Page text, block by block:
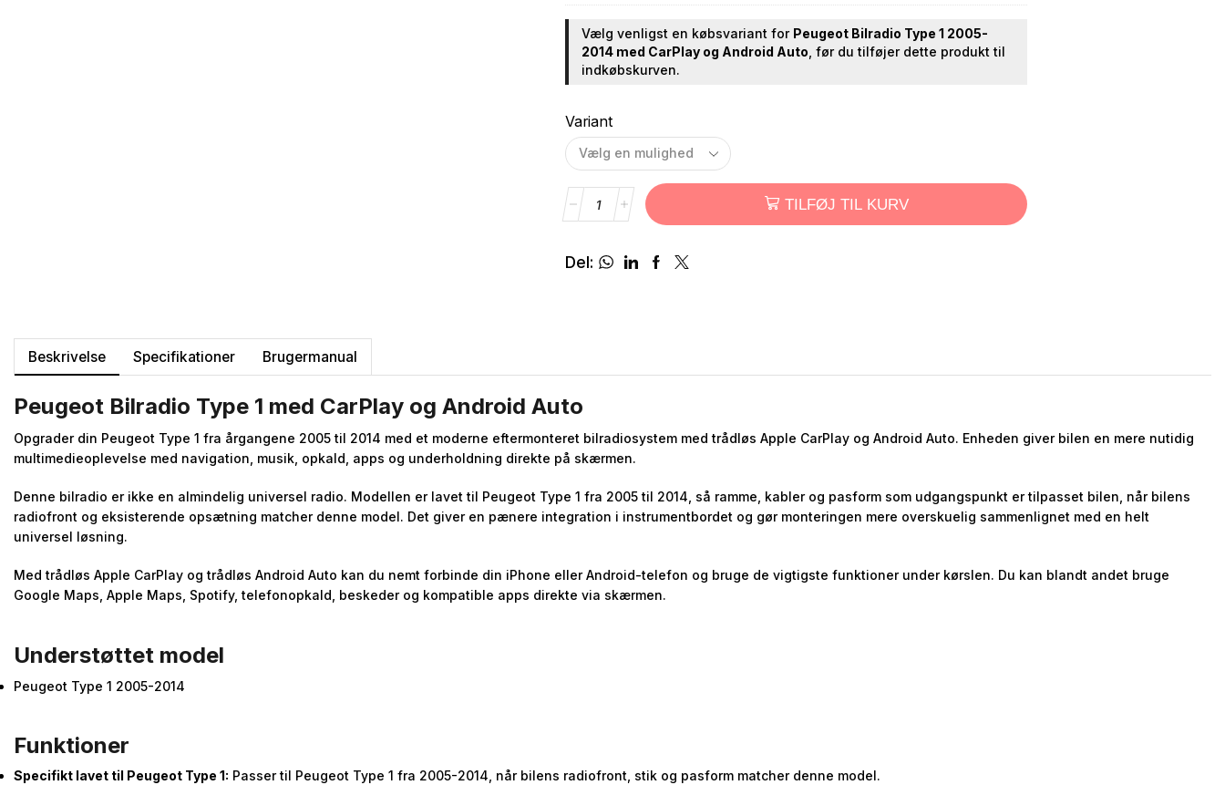
Vælg venligst en købsvariant for Peugeot Bilradio Type 1 2005-
2014 med CarPlay og Android Auto , før du tilføjer dette produkt til
indkøbskurven.
Variant
TILFØJ TIL KURV
Del:
Beskrivelse Specifikationer Brugermanual
Peugeot Bilradio Type 1 med CarPlay og Android Auto
Opgrader din Peugeot Type 1 fra årgangene 2005 til 2014 med et moderne eftermonteret bilradiosystem med trådløs Apple CarPlay og Android Auto. Enheden giver bilen en mere nutidig
multimedieoplevelse med navigation, musik, opkald, apps og underholdning direkte på skærmen.
Denne bilradio er ikke en almindelig universel radio. Modellen er lavet til Peugeot Type 1 fra 2005 til 2014, så ramme, kabler og pasform som udgangspunkt er tilpasset bilen, når bilens
radiofront og eksisterende opsætning matcher denne model. Det giver en pænere integration i instrumentbordet og gør monteringen mere overskuelig sammenlignet med en helt
universel løsning.
Med trådløs Apple CarPlay og trådløs Android Auto kan du nemt forbinde din iPhone eller Android-telefon og bruge de vigtigste funktioner under kørslen. Du kan blandt andet bruge
Google Maps, Apple Maps, Spotify, telefonopkald, beskeder og kompatible apps direkte via skærmen.
Understøttet model
Peugeot Type 1 2005-2014
Funktioner
Specifikt lavet til Peugeot Type 1: Passer til Peugeot Type 1 fra 2005-2014, når bilens radiofront, stik og pasform matcher denne model.